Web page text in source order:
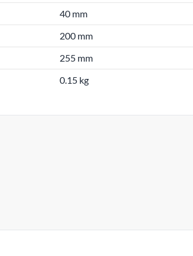
40 mm
200 mm
255 mm
0.15 kg